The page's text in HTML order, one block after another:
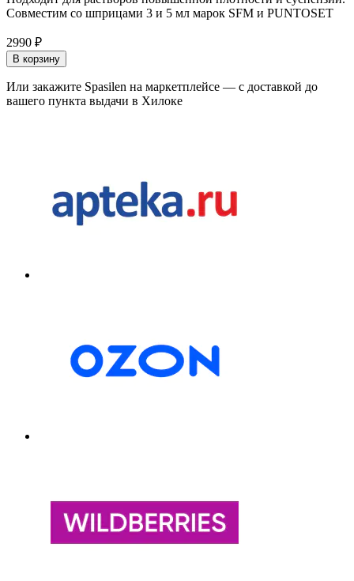
Совместим со шприцами 3 и 5 мл марок SFM и PUNTOSET
2990 ₽
В корзину
Или закажите Spasilen на маркетплейсе — с доставкой до
вашего пункта выдачи в Хилоке